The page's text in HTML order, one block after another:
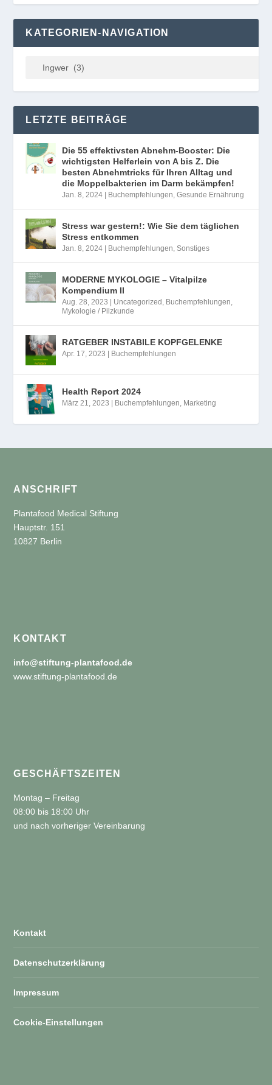
KATEGORIEN-NAVIGATION
LETZTE BEITRÄGE
Die 55 effektivsten Abnehm-Booster: Die
wichtigsten Helferlein von A bis Z. Die
besten Abnehmtricks für Ihren Alltag und
die Moppelbakterien im Darm bekämpfen!
Jan. 8, 2024 | Buchempfehlungen ,Gesunde Ernährung
Stress war gestern!: Wie Sie dem täglichen
Stress entkommen
Jan. 8, 2024 | Buchempfehlungen ,Sonstiges
MODERNE MYKOLOGIE – Vitalpilze
Kompendium II
Aug. 28, 2023 | Uncategorized Buchempfehlungen
Mykologie / Pilzkunde
RATGEBER INSTABILE KOPFGELENKE
Apr. 17, 2023 | Buchempfehlungen
Health Report 2024
März 21, 2023 | Buchempfehlungen Marketing
ANSCHRIFT
Plantafood Medical Stiftung
Hauptstr. 151
10827 Berlin
KONTAKT
info@stiftung-plantafood.de
www.stiftung-plantafood.de
GESCHÄFTSZEITEN
Montag – Freitag
08:00 bis 18:00 Uhr
und nach vorheriger Vereinbarung
Kontakt
Datenschutzerklärung
Impressum
Cookie-Einstellungen